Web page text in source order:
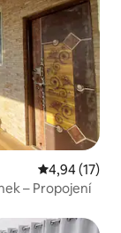
Průměrné
4,94 (17)
– Propojení